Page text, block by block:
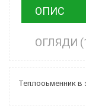
ОПИС
ОГЛЯДИ
Теплооьменник в